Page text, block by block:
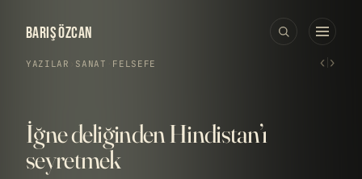
BARIŞ ÖZCAN
YAZILAR SANAT FELSEFE ‹ ›
İğne deliğinden Hindistan’ı
seyretmek